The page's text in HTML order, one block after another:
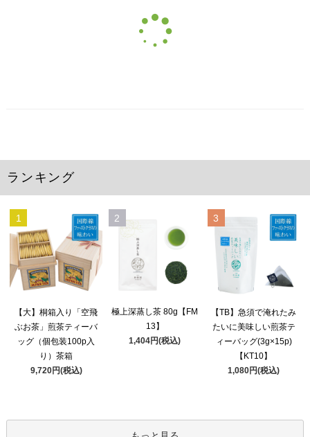
ランキング
1
【大】桐箱入り「空飛
ぶお茶」煎茶ティーバ
ッグ（個包装100p入
り）茶箱
9,720円(税込)
2
極上深蒸し茶 80g【FM
13】
1,404円(税込)
3
【TB】急須で淹れたみ
たいに美味しい煎茶テ
ィーバッグ(3g×15p)
【KT10】
1,080円(税込)